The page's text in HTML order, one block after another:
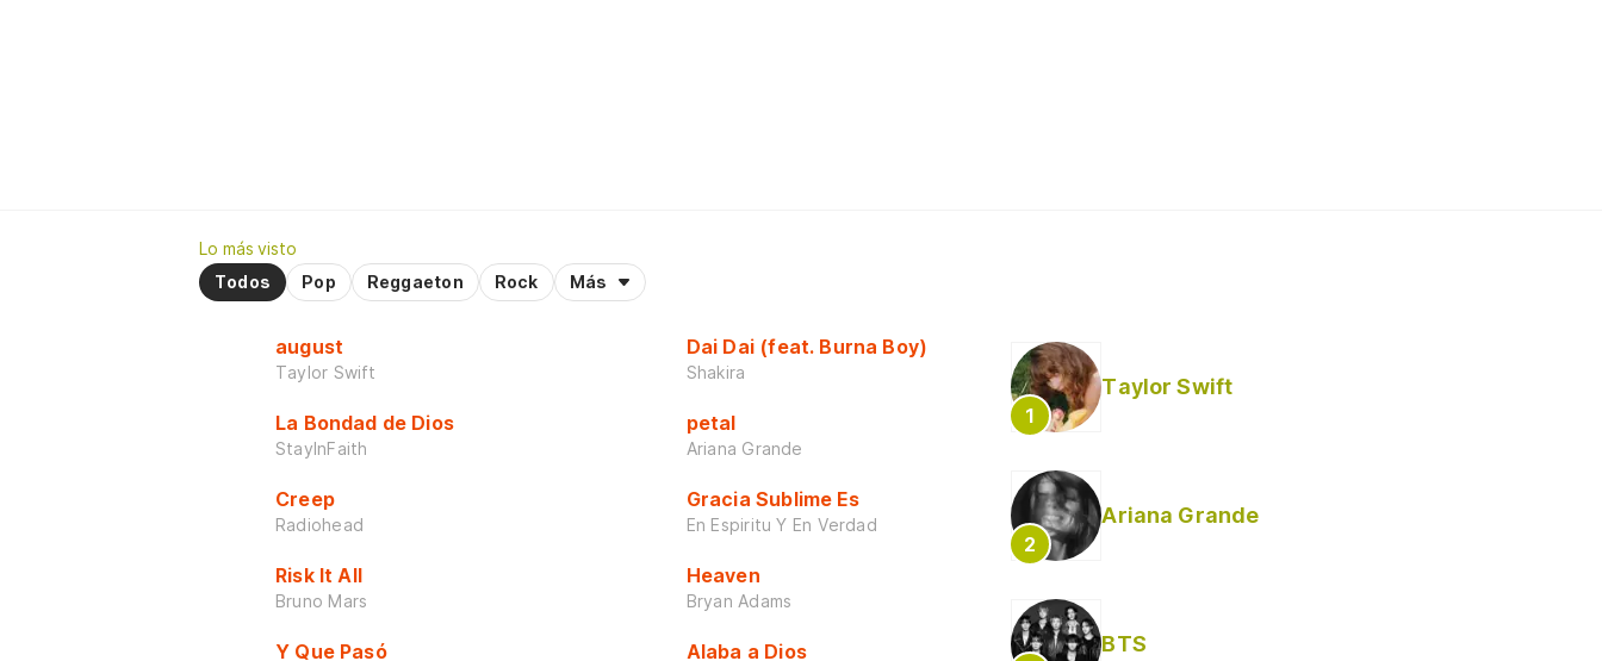
Lo más visto
Todos
Pop Reggaeton Rock Más
august
Taylor Swift
La Bondad de Dios
StayInFaith
Creep
Radiohead
Risk It All
Bruno Mars
Y Que Pasó
Dai Dai (feat. Burna Boy)
Shakira
petal
Ariana Grande
Gracia Sublime Es
En Espiritu Y En Verdad
Heaven
Bryan Adams
Alaba a Dios
Taylor Swift
Ariana Grande
BTS